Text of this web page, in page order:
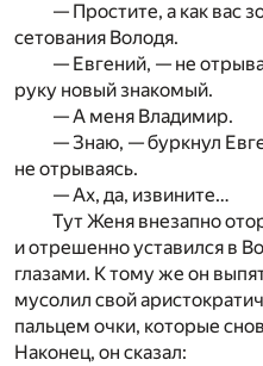
— Простите, а как вас
сетования Володя.
— Евгений, — не
руку новый знакомый.
— А меня Владимир.
— Знаю, — буркнул
не отрываясь.
— Ах, да, извините…
Тут Женя внезапно
и отрешенно уставился в
глазами. К тому же он
мусолил свой
пальцем очки, которые
Наконец, он сказал: